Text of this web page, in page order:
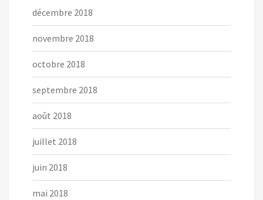
décembre 2018
novembre 2018
octobre 2018
septembre 2018
août 2018
juillet 2018
juin 2018
mai 2018